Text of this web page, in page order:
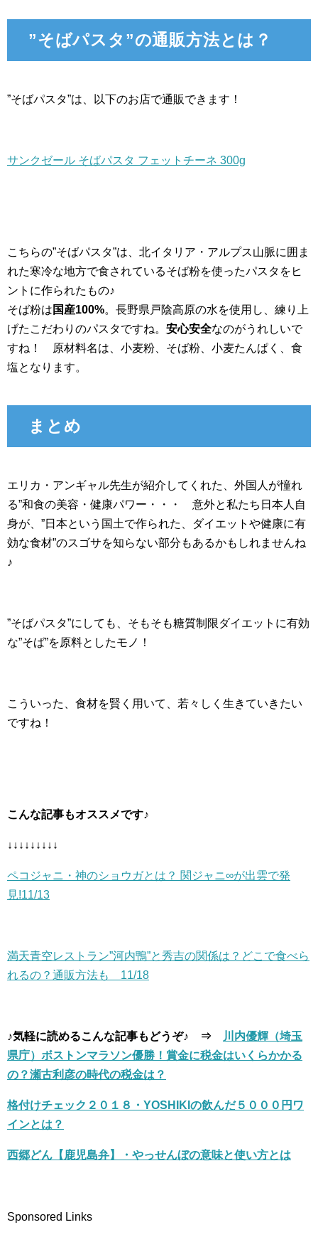
”そばパスタ”の通販方法とは？
”そばパスタ”は、以下のお店で通販できます！
サンクゼール そばパスタ フェットチーネ 300g
こちらの”そばパスタ”は、北イタリア・アルプス山脈に囲ま
れた寒冷な地方で食されているそば粉を使ったパスタをヒ
ントに作られたもの♪
そば粉は 国産100%。長野県戸陰高原の水を使用し、練り上
げたこだわりのパスタですね。 安心安全なのがうれしいで
すね！ 原材料名は、小麦粉、そば粉、小麦たんぱく、食
塩となります。
まとめ
エリカ・アンギャル先生が紹介してくれた、外国人が憧れ
る”和食の美容・健康パワー・・・ 意外と私たち日本人自
身が、”日本という国土で作られた、ダイエットや健康に有
効な食材”のスゴサを知らない部分もあるかもしれませんね
♪
”そばパスタ”にしても、そもそも糖質制限ダイエットに有効
な”そば”を原料としたモノ！
こういった、食材を賢く用いて、若々しく生きていきたい
ですね！
こんな記事もオススメです♪
↓↓↓↓↓↓↓↓↓
ペコジャニ・神のショウガとは？ 関ジャニ∞が出雲で発
見!11/13
満天青空レストラン”河内鴨”と秀吉の関係は？どこで食べら
れるの？通販方法も 11/18
♪気軽に読めるこんな記事もどうぞ♪ ⇒
川内優輝（埼玉
県庁）ボストンマラソン優勝！賞金に税金はいくらかかる
の？瀬古利彦の時代の税金は？
格付けチェック２０１８・YOSHIKIの飲んだ５０００円ワ
インとは？
西郷どん【鹿児島弁】・やっせんぼの意味と使い方とは
Sponsored Links